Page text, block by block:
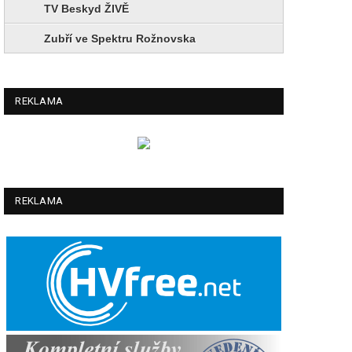
TV Beskyd ŽIVĚ
Zubří ve Spektru Rožnovska
REKLAMA
REKLAMA